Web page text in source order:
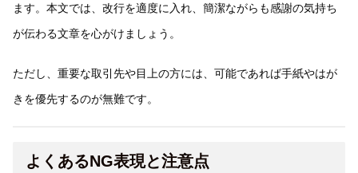
ます。本文では、改行を適度に入れ、簡潔ながらも感謝の気持ち
が伝わる文章を心がけましょう。
ただし、重要な取引先や目上の方には、可能であれば手紙やはが
きを優先するのが無難です。
よくあるNG表現と注意点